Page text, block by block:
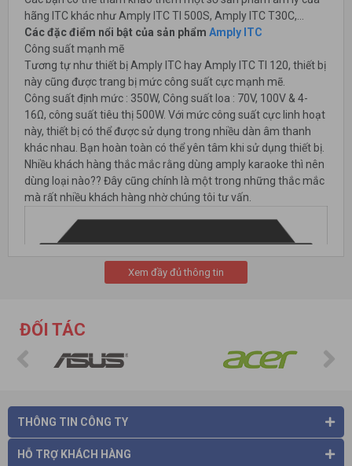
hãng ITC khác như Amply ITC TI 500S, Amply ITC T30C,…
Các đặc điểm nổi bật của sản phẩm Amply ITC
Công suất mạnh mẽ
Tương tự như thiết bị Amply ITC hay Amply ITC TI 120, thiết bị
này cũng được trang bị mức công suất cực mạnh mẽ.
Công suất định mức : 350W, Công suất loa : 70V, 100V & 4-
16Ω, công suất tiêu thị 500W. Với mức công suất cực linh hoạt
này, thiết bị có thể được sử dụng trong nhiều dàn âm thanh
khác nhau. Bạn hoàn toàn có thể yên tâm khi sử dụng thiết bị.
Nhiều khách hàng thắc mắc rằng dùng amply karaoke thì nên
dùng loại nào?? Đây cũng chính là một trong những thắc mắc
mà rất nhiều khách hàng nhờ chúng tôi tư vấn.
đúng đắn nhất.
Linh kiện cao cấp
Tính năng tiếp theo cần phải kể đến của sản phẩm này đó
chính là các linh kiện bên trong của sản phẩm đều là các linh
Xem đầy đủ thông tin
ĐỐI TÁC
THÔNG TIN CÔNG TY
HỖ TRỢ KHÁCH HÀNG